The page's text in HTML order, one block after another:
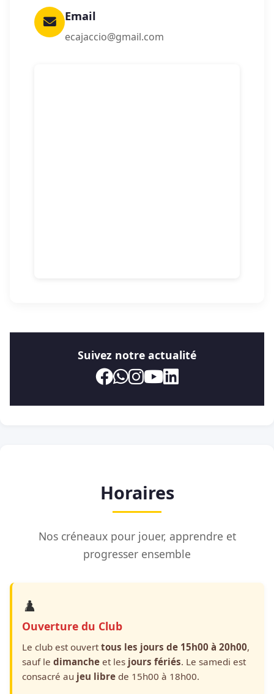
Email
ecajaccio@gmail.com
Suivez notre actualité
Horaires
Nos créneaux pour jouer, apprendre et
progresser ensemble
♟️
Ouverture du Club
Le club est ouvert tous les jours de 15h00 à 20h00,
sauf le dimanche et les jours fériés. Le samedi est
consacré au jeu libre de 15h00 à 18h00.